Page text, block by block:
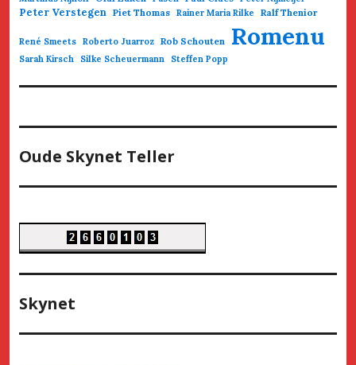
Peter Verstegen Piet Thomas Rainer Maria Rilke Ralf Thenior
René Smeets Roberto Juarroz Rob Schouten Romenu
Sarah Kirsch Silke Scheuermann Steffen Popp
Oude Skynet Teller
Skynet